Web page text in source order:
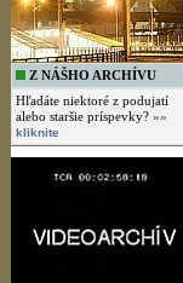
Z NÁŠHO ARCHÍVU
Hľadáte niektoré z podujatí
alebo staršie príspevky? »»
kliknite